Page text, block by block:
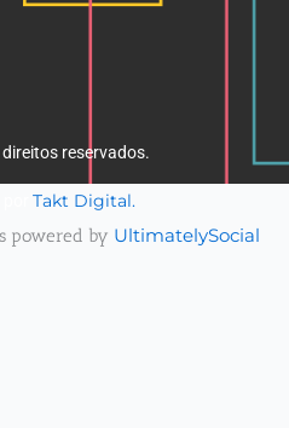
reservados.
Takt Digital.
powered by UltimatelySocial